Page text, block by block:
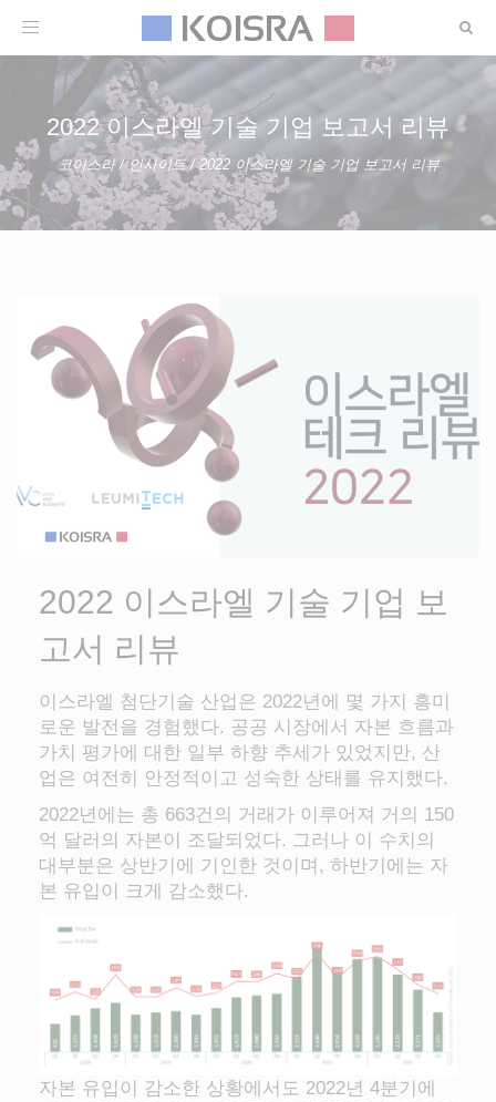
Toggle
2022 이스라엘 기술 기업 보고서 리뷰
코이스라/인사이트/2022 이스라엘 기술 기업 보고서 리뷰
2022 이스라엘 기술 기업 보
고서 리뷰
이스라엘 첨단기술 산업은 2022년에 몇 가지 흥미
로운 발전을 경험했다. 공공 시장에서 자본 흐름과
가치 평가에 대한 일부 하향 추세가 있었지만, 산
업은 여전히 안정적이고 성숙한 상태를 유지했다.
2022년에는 총 663건의 거래가 이루어져 거의 150
억 달러의 자본이 조달되었다. 그러나 이 수치의
대부분은 상반기에 기인한 것이며, 하반기에는 자
본 유입이 크게 감소했다.
자본 유입이 감소한 상황에서도 2022년 4분기에